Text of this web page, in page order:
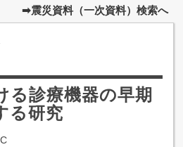
➡震災資料（一次資料）検索へ
る診療機器の早期
る研究